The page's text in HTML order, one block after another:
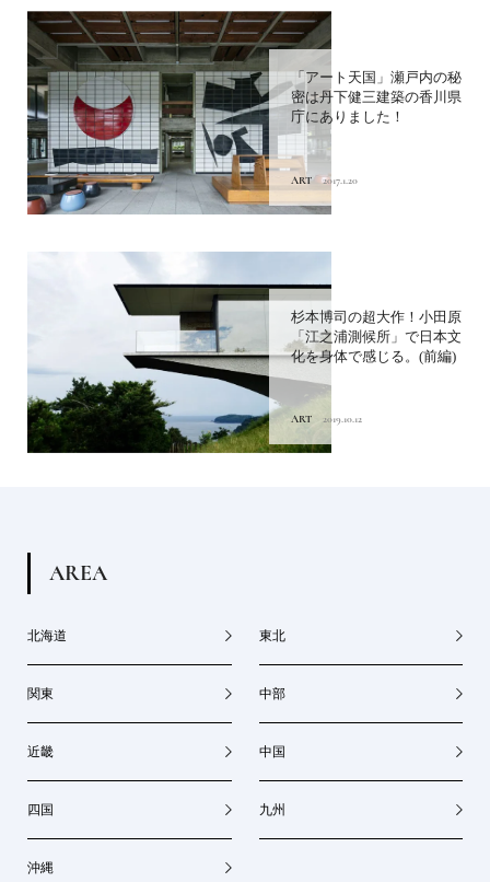
「アート天国」瀬戸内の秘
密は丹下健三建築の香川県
庁にありました！
ART 2017.1.20
杉本博司の超大作！小田原
「江之浦測候所」で日本文
化を身体で感じる。(前編)
ART 2019.10.12
AREA
北海道 東北
関東 中部
近畿 中国
四国 九州
沖縄